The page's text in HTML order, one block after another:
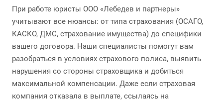
При работе юристы ООО «Лебедев и партнеры»
учитывают все нюансы: от типа страхования (ОСАГО,
КАСКО, ДМС, страхование имущества) до специфики
вашего договора. Наши специалисты помогут вам
разобраться в условиях страхового полиса, выявить
нарушения со стороны страховщика и добиться
максимальной компенсации. Даже если страховая
компания отказала в выплате, ссылаясь на